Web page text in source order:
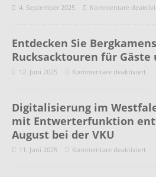
4. September 2025 Kommentare
Entdecken Sie
Rucksacktouren für Gäste
12. Juni 2025 Kommentare deaktiviert
Digitalisierung im
mit Entwerterfunktion
August bei der VKU
11. Juni 2025 Kommentare deaktiviert